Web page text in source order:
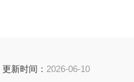
更新时间： 2026-06-10